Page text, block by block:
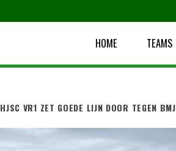
HOME TEAMS
HJSC VR1 ZET GOEDE LIJN DOOR TEGEN BMJ